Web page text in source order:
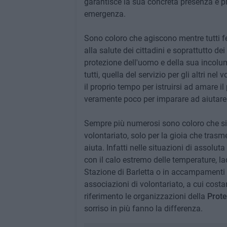
garantisce la sua concreta presenza e
emergenza.
Sono coloro che agiscono mentre tutti
alla salute dei cittadini e soprattutto
protezione dell'uomo e della sua
tutti, quella del servizio per gli altri nel
il proprio tempo per istruirsi ad amare
veramente poco per imparare ad
Sempre più numerosi sono coloro che
volontariato, solo per la gioia che
aiuta. Infatti nelle situazioni di
con il calo estremo delle temperature,
Stazione di Barletta o in
associazioni di volontariato, a cui
riferimento le organizzazioni della
sorriso in più fanno la differenza.